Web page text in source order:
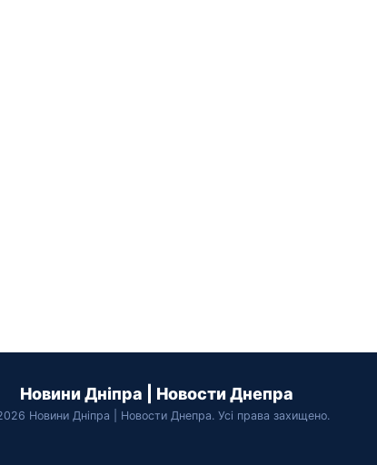
Новини Дніпра | Новости Днепра
Новини Дніпра | Новости Днепра. Усі права захищено.